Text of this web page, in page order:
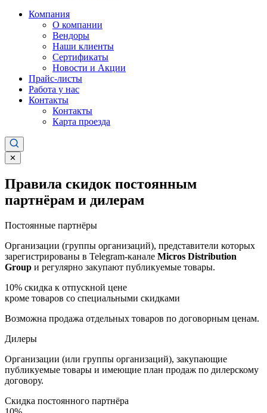
Компания
О компании
Вендоры
Наши клиенты
Сертификаты
Новости и Акции
Прайс-листы
Работа у нас
Контакты
Контакты
Карта проезда
✕
Правила скидок постоянным
партнёрам и дилерам
Постоянные партнёры
Организации (группы организаций), представители которых
зарегистрированы в Telegram-канале Micros Distribution
Group и регулярно закупают публикуемые товары.
10% скидка к отпускной цене
кроме товаров со специальными скидками
Возможна продажа отдельных товаров по договорным ценам.
Дилеры
Организации (или группы организаций), закупающие
публикуемые товары и имеющие план продаж по дилерскому
договору.
Скидка постоянного партнёра